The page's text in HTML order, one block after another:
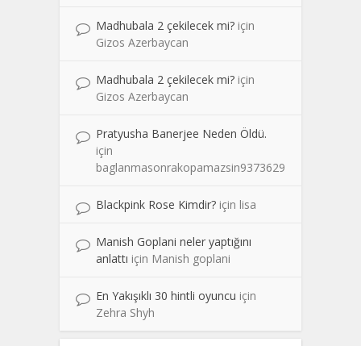
Madhubala 2 çekilecek mi? için
Gizos Azerbaycan
Madhubala 2 çekilecek mi? için
Gizos Azerbaycan
Pratyusha Banerjee Neden Öldü.
için
baglanmasonrakopamazsin9373629
Blackpink Rose Kimdir? için lisa
Manish Goplani neler yaptığını
anlattı için Manish goplani
En Yakışıklı 30 hintli oyuncu için
Zehra Shyh